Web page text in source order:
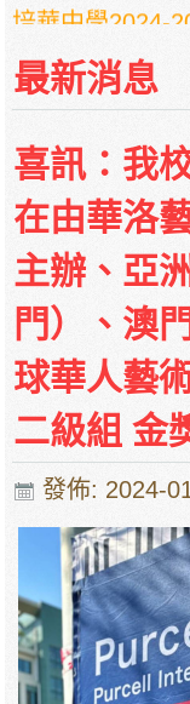
培華中學2024-
項目
培華中學收費項
停課通知
最新消息
喜訊：我
在由華洛
主辦、亞
門）、澳
球華人藝
二級組 金
發佈: 2024-